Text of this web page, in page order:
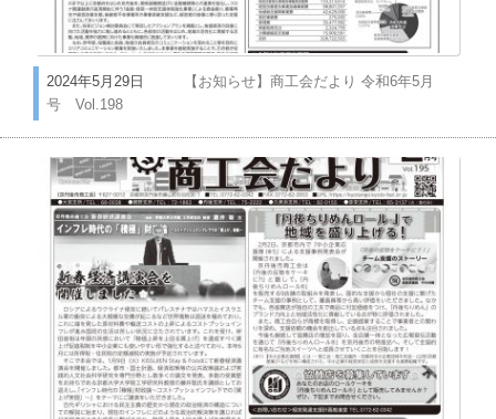
2024年5月29日
【お知らせ】商工会だより 令和6年5月
号 Vol.198